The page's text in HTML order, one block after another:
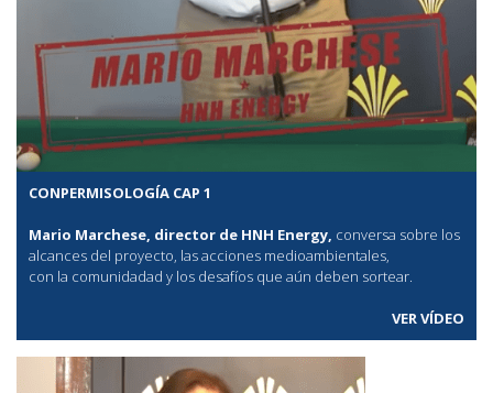
CONPERMISOLOGÍA CAP 1
Mario Marchese, director de HNH Energy, conversa sobre los
alcances del proyecto, las acciones medioambientales,
con la comunidadad y los desafíos que aún deben sortear.
VER VÍDEO